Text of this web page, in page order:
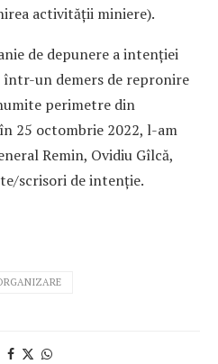
activității miniere).
de depunere a intenției
un demers de repronire
perimetre din
25 octombrie 2022, l-am
Remin, Ovidiu Gîlcă,
scrisori de intenție.